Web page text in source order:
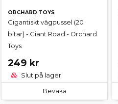
ORCHARD TOYS
Gigantiskt vägpussel (20
bitar) - Giant Road - Orchard
Toys
249 kr
Slut på lager
Bevaka